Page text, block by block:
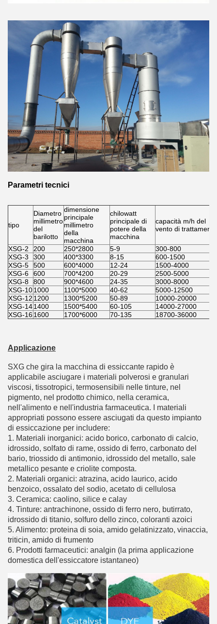
Parametri tecnici
tipo
Diametro
millimetro
del
barilotto
dimensione
principale
millimetro
della
macchina
chilowatt
principale di
potere della
macchina
capacità m/h del
vento di trattamento
XSG-2 200 250*2800 5-9
300-800
XSG-3
300 400*3300 8-15
600-1500
XSG-5
500 600*4000 12-24
1500-4000
XSG-6
600 700*4200 20-29
2500-5000
XSG-8
800 900*4600 24-35
3000-8000
XSG-101000 1100*5000 40-62
5000-12500
XSG-12 1200 1300*5200 50-89
10000-20000
XSG-141400 1500*5400 60-105
14000-27000
XSG-161600 1700*6000 70-135 18700-36000
Applicazione
SXG che gira la macchina di essiccante rapido è
applicabile asciugare i materiali polverosi e granulari
viscosi, tissotropici, termosensibili nelle tinture, nel
pigmento, nel prodotto chimico, nella ceramica,
nell'alimento e nell'industria farmaceutica. I materiali
appropriati possono essere asciugati da questo impianto
di essiccazione per includere:
1. Materiali inorganici: acido borico, carbonato di calcio,
idrossido, solfato di rame, ossido di ferro, carbonato del
bario, triossido di antimonio, idrossido del metallo, sale
metallico pesante e criolite composta.
2. Materiali organici: atrazina, acido laurico, acido
benzoico, ossalato del sodio, acetato di cellulosa
3. Ceramica: caolino, silice e calay
4. Tinture: antrachinone, ossido di ferro nero, butirrato,
idrossido di titanio, solfuro dello zinco, coloranti azoici
5. Alimento: proteina di soia, amido gelatinizzato, vinaccia,
triticin, amido di frumento
6. Prodotti farmaceutici: analgin (la prima applicazione
domestica dell'essiccatore istantaneo)